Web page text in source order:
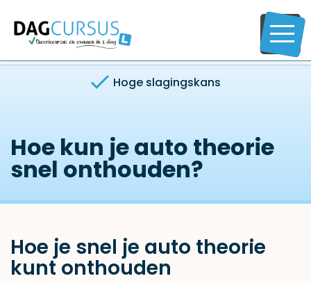
Hoge slagingskans
Hoe kun je auto theorie
snel onthouden?
Hoe je snel je auto theorie
kunt onthouden